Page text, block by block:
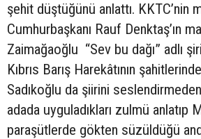
şehit düştüğünü anlattı. KKTC’nin
Cumhurbaşkanı Rauf Denktaş’ın
Zaimağaoğlu “Sev bu dağı” adlı
Kıbrıs Barış Harekâtının
Sadıkoğlu da şiirini
adada uyguladıkları zulmü anlatıp
paraşütlerde gökten süzüldüğü